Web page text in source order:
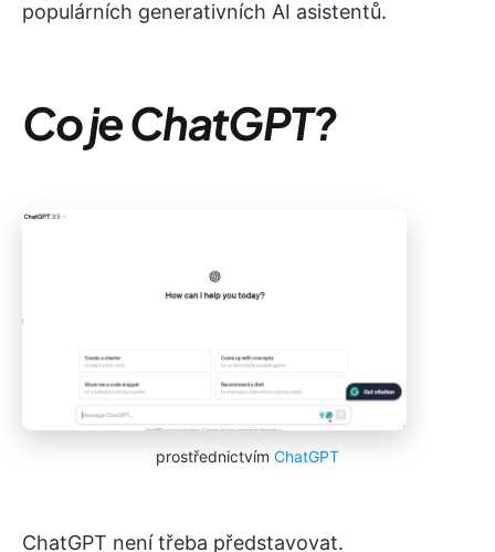
populárních generativních AI asistentů.
Co je ChatGPT?
prostřednictvím ChatGPT
ChatGPT není třeba představovat.